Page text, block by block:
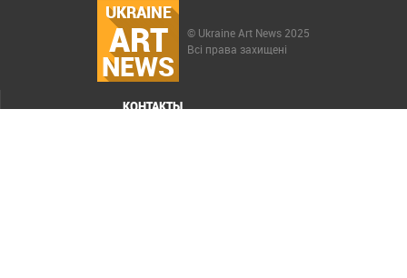
UKRAINE
ART
NEWS
© Ukraine Art News 2025
Всі права захищені
КОНТАКТЫ